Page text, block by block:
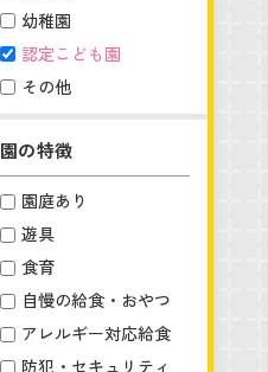
幼稚園
認定こども園
その他
園の特徴
園庭あり
遊具
食育
自慢の給食・おやつ
アレルギー対応給食
防犯・セキュリティ